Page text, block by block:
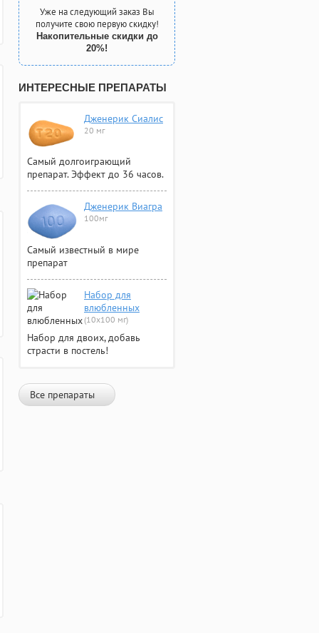
Уже на следующий заказ Вы
получите свою первую скидку!
Накопительные скидки до
20%!
ИНТЕРЕСНЫЕ ПРЕПАРАТЫ
Дженерик Сиалис
20 мг
Самый долгоиграющий
препарат. Эффект до 36 часов.
Дженерик Виагра
100мг
Самый известный в мире
препарат
Набор для
влюбленных
(10х100 мг)
Набор для двоих, добавь
страсти в постель!
Все препараты